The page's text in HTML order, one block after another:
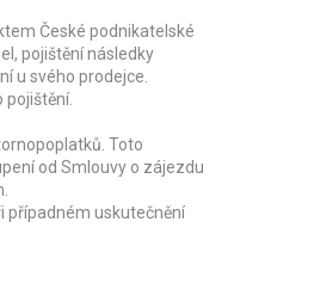
České podnikatelské
pojištění následky
u svého prodejce.
Toto
od Smlouvy o zájezdu
případném uskutečnění